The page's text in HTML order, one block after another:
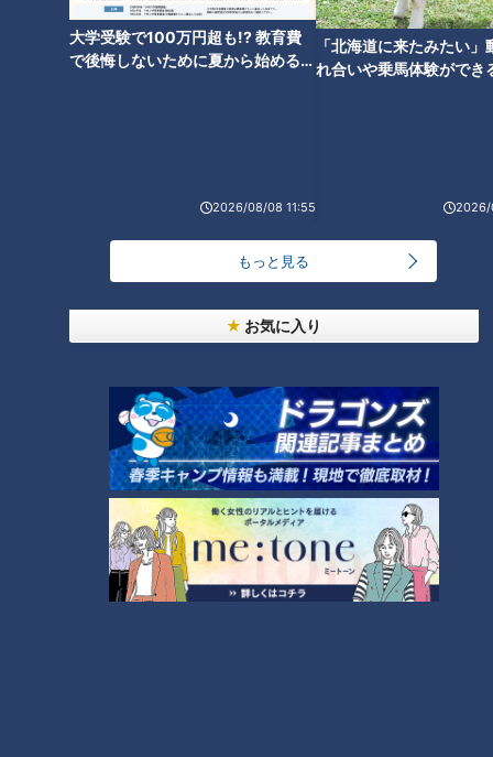
大学受験で100万円超も!? 教育費
で後悔しないために夏から始めるお
2026/08/08 11:55
「北海道に来たみたい」
れ合いや乗馬体験ができ
2026/
もっと見る
お気に入り
CBCテレビ制作「キユーピー３分クッキング」の公式サイト。番組
ホームページ
番組サイト
オススメ関連コンテンツ